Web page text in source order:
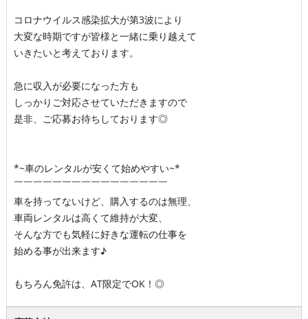
コロナウイルス感染拡大が第3波により
大変な時期ですが皆様と一緒に乗り越えて
いきたいと考えております。
急に収入が必要になった方も
しっかりご対応させていただきますので
是非、ご応募お待ちしております◎
*~車のレンタルが安くて始めやすい~*
￣￣￣￣￣￣￣￣￣￣￣￣￣￣￣￣
車を持ってないけど、購入するのは無理、
車両レンタルは高くて維持が大変、
そんな方でも気軽に好きな運転の仕事を
始める事が出来ます♪
もちろん免許は、AT限定でOK！◎